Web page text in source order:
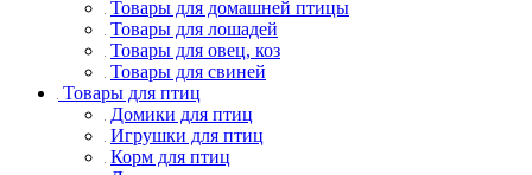
Товары для домашней птицы
Товары для лошадей
Товары для овец, коз
Товары для свиней
Товары для птиц
Домики для птиц
Игрушки для птиц
Корм для птиц